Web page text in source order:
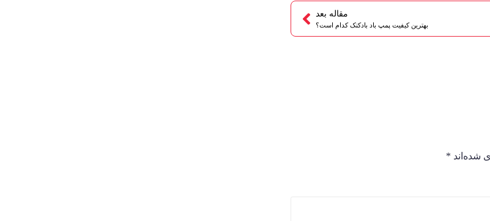
مقاله بعد
بهترین کیفیت پمپ باد بادکنک کدام است؟
شده‌اند *